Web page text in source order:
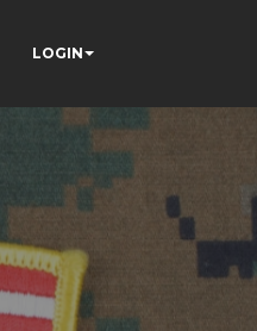
LOGIN